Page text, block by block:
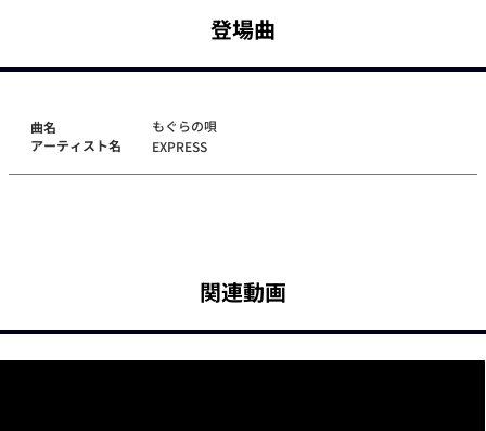
登場曲
曲名
アーティスト名
もぐらの唄
EXPRESS
関連動画